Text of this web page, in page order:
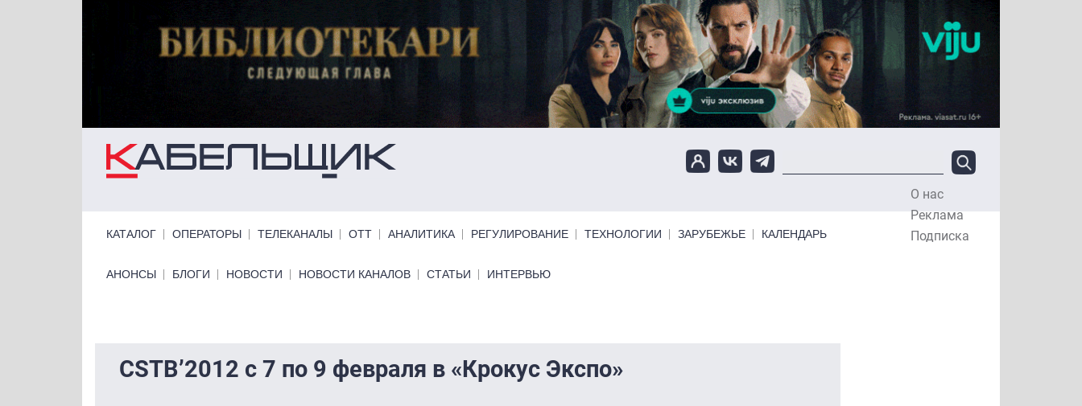
О нас
Реклама
Подписка
КАТАЛОГ ОПЕРАТОРЫ ТЕЛЕКАНАЛЫ ОТТ АНАЛИТИКА РЕГУЛИРОВАНИЕ ТЕХНОЛОГИИ ЗАРУБЕЖЬЕ КАЛЕНДАРЬ
Primary links bottom
АНОНСЫ БЛОГИ НОВОСТИ НОВОСТИ КАНАЛОВ СТАТЬИ ИНТЕРВЬЮ
CSTB’2012 с 7 по 9 февраля в «Крокус Экспо»